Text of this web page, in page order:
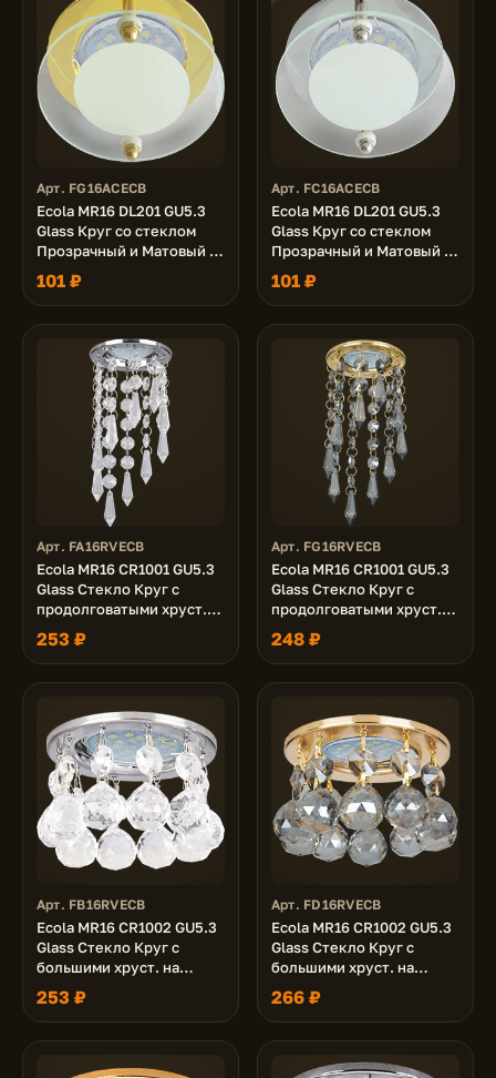
Арт. FG16ACECB
Ecola MR16 DL201 GU5.3
Glass Круг со стеклом
Прозрачный и Матовый /
Золото 45x80
101 ₽
Арт. FC16ACECB
Ecola MR16 DL201 GU5.3
Glass Круг со стеклом
Прозрачный и Матовый /
Хром 45x80
101 ₽
Арт. FA16RVECB
Ecola MR16 CR1001 GU5.3
Glass Стекло Круг с
продолговатыми хруст.
на подвесе "под скос"
Прозрачный / Хром
84x210
253 ₽
Арт. FG16RVECB
Ecola MR16 CR1001 GU5.3
Glass Стекло Круг с
продолговатыми хруст.
на подвесе "под скос"
Тонированный / Золото
84x210
248 ₽
Арт. FB16RVECB
Ecola MR16 CR1002 GU5.3
Glass Стекло Круг с
большими хруст. на
прямом подвесе
Прозрачный / Хром 84x90
253 ₽
Арт. FD16RVECB
Ecola MR16 CR1002 GU5.3
Glass Стекло Круг с
большими хруст. на
прямом подвесе
Тонированный / Золото
84x90
266 ₽